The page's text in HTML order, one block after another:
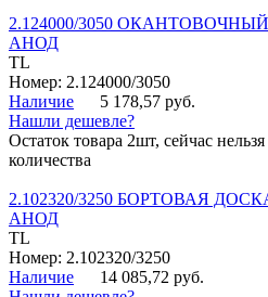
2.124000/3050
АНОД
TL
Номер: 2.124000/3050
Наличие
5 178,57 руб.
Нашли дешевле?
Остаток товара 2шт, сейчас
количества
2.102320/3250 БОРТОВАЯ
АНОД
TL
Номер: 2.102320/3250
Наличие
14 085,72 руб.